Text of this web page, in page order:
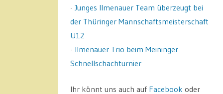
- Junges Ilmenauer Team überzeugt bei
der Thüringer Mannschaftsmeisterschaft
U12
- Ilmenauer Trio beim Meininger
Schnellschachturnier
Ihr könnt uns auch auf Facebook oder